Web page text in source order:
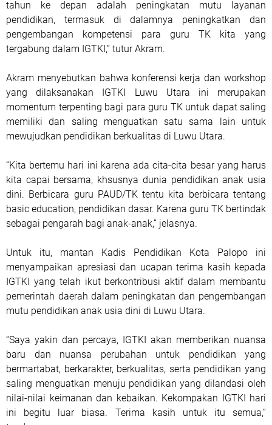
tahun ke depan adalah peningkatan mutu layanan
pendidikan, termasuk di dalamnya peningkatkan dan
pengembangan kompetensi para guru TK kita yang
tergabung dalam IGTKI,” tutur Akram.
Akram menyebutkan bahwa konferensi kerja dan workshop
yang dilaksanakan IGTKI Luwu Utara ini merupakan
momentum terpenting bagi para guru TK untuk dapat saling
memiliki dan saling menguatkan satu sama lain untuk
mewujudkan pendidikan berkualitas di Luwu Utara.
“Kita bertemu hari ini karena ada cita-cita besar yang harus
kita capai bersama, khsusnya dunia pendidikan anak usia
dini. Berbicara guru PAUD/TK tentu kita berbicara tentang
basic education, pendidikan dasar. Karena guru TK bertindak
sebagai pengarah bagi anak-anak,” jelasnya.
Untuk itu, mantan Kadis Pendidikan Kota Palopo ini
menyampaikan apresiasi dan ucapan terima kasih kepada
IGTKI yang telah ikut berkontribusi aktif dalam membantu
pemerintah daerah dalam peningkatan dan pengembangan
mutu pendidikan anak usia dini di Luwu Utara.
“Saya yakin dan percaya, IGTKI akan memberikan nuansa
baru dan nuansa perubahan untuk pendidikan yang
bermartabat, berkarakter, berkualitas, serta pendidikan yang
saling menguatkan menuju pendidikan yang dilandasi oleh
nilai-nilai keimanan dan kebaikan. Kekompakan IGTKI hari
ini begitu luar biasa. Terima kasih untuk itu semua,”